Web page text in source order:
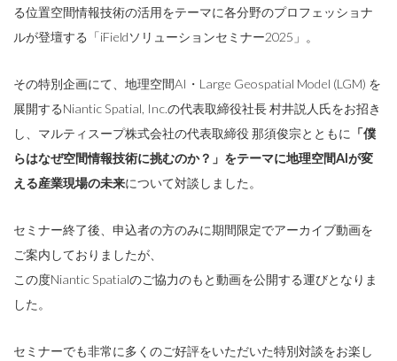
る位置空間情報技術の活用をテーマに各分野のプロフェッショナ
ルが登壇する「iFieldソリューションセミナー2025」。
その特別企画にて、地理空間AI・Large Geospatial Model (LGM) を
展開するNiantic Spatial, Inc.の代表取締役社長 村井説人氏をお招き
し、マルティスープ株式会社の代表取締役 那須俊宗とともに 「僕
らはなぜ空間情報技術に挑むのか？」をテーマに地理空間AIが変
える産業現場の未来について対談しました。
セミナー終了後、申込者の方のみに期間限定でアーカイブ動画を
ご案内しておりましたが、
この度Niantic Spatialのご協力のもと動画を公開する運びとなりま
した。
セミナーでも非常に多くのご好評をいただいた特別対談をお楽し